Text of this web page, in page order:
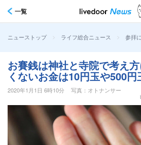
一覧
ニューストップ > ライフ総合ニュース > 参拝
お賽銭は神社と寺院で考え
くないお金は10円玉や500円
2020年1月1日 6時10分
写真：オトナンサー